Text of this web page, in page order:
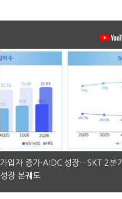
가입자 증가·AIDC 성장…SKT 2분기
성장 본궤도